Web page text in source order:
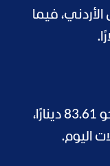
الأردني، فيما
بلغ سعر بيع غرام الذهب عيار 18 نحو 83.61 دينارًا،